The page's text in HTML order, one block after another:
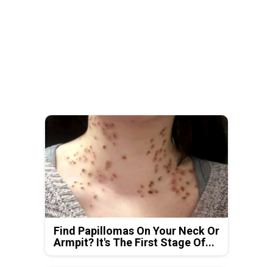
Find Papillomas On Your Neck Or
Armpit? It's The First Stage Of...